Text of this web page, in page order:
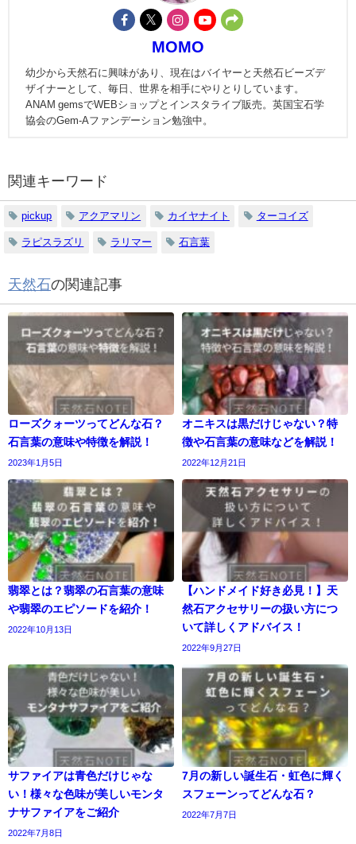
MOMO
幼少から天然石に興味があり、現在はバイヤーと天然石ビーズデ
ザイナーとして、毎日、世界を相手にやりとりしています。
ANAM gemsでWEBショップとインスタライブ販売。英国宝石学
協会のGem-Aファンデーション勉強中。
関連キーワード
pickup アクアマリン カイヤナイト ターコイズ
ラピスラズリ ラリマー 石言葉
天然石の関連記事
ローズクォーツってどんな石？
石言葉の意味や特徴を解説！
2023年1月5日
オニキスは黒だけじゃない？特
徴や石言葉の意味などを解説！
2022年12月21日
翡翠とは？翡翠の石言葉の意味
や翡翠のエピソードを紹介！
2022年10月13日
【ハンドメイド好き必見！】天
然石アクセサリーの扱い方につ
いて詳しくアドバイス！
2022年9月27日
サファイアは青色だけじゃな
い！様々な色味が美しいモンタ
ナサファイアをご紹介
2022年7月8日
7月の新しい誕生石・虹色に輝く
スフェーンってどんな石？
2022年7月7日